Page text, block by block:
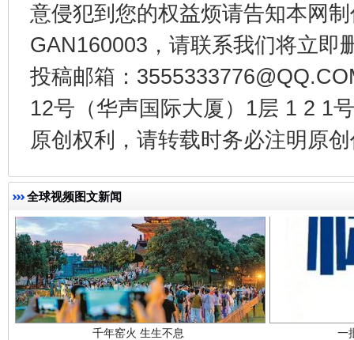
意侵犯到您的权益烦请告知本网
GAN160003，请联系我们将立即
投稿邮箱：
12号（华声国际大厦）1层 1 2 1
原创权利，请转载时务必注明原
全球视频图文新闻
东山县通报“牛蛙产品抗生素超标问题” 法
千年窑火 生生不息